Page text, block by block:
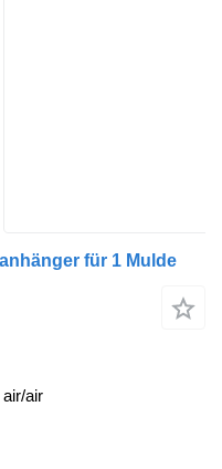
für 1 Mulde
air/air